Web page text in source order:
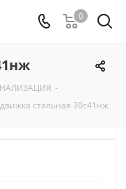
0
-
стальная 30с41нж